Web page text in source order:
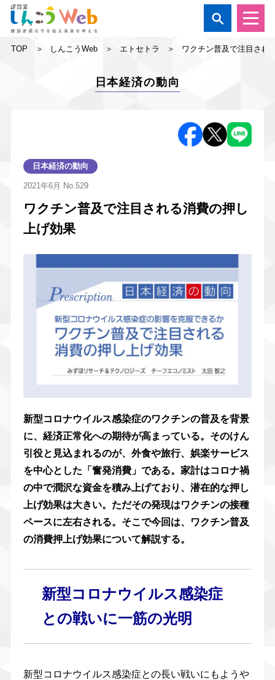

TOP しんこうWeb エトセトラ ワクチン普及で注目され
日本経済の動向
日本経済の動向
2021年6月 No.529
ワクチン普及で注目される消費の押し
上げ効果
新型コロナウイルス感染症のワクチンの普及を背景
に、経済正常化への期待が高まっている。そのけん
引役と見込まれるのが、外食や旅行、娯楽サービス
を中心とした「奮発消費」である。家計はコロナ禍
の中で潤沢な資金を積み上げており、潜在的な押し
上げ効果は大きい。ただその発現はワクチンの接種
ペースに左右される。そこで今回は、ワクチン普及
の消費押上げ効果について解説する。
新型コロナウイルス感染症
との戦いに一筋の光明
新型コロナウイルス感染症との長い戦いにもようや